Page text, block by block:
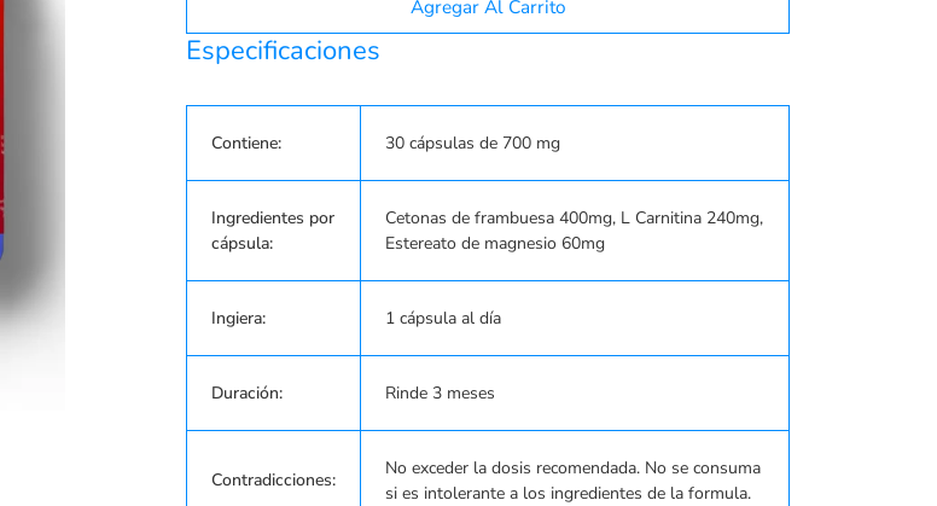
Agregar Al Carrito
Especificaciones
Contiene: 30 cápsulas de 700 mg
Ingredientes por
cápsula:
Cetonas de frambuesa 400mg, L Carnitina 240mg,
Estereato de magnesio 60mg
Ingiera: 1 cápsula al día
Duración: Rinde 3 meses
Contradicciones:
No exceder la dosis recomendada. No se consuma
si es intolerante a los ingredientes de la formula.